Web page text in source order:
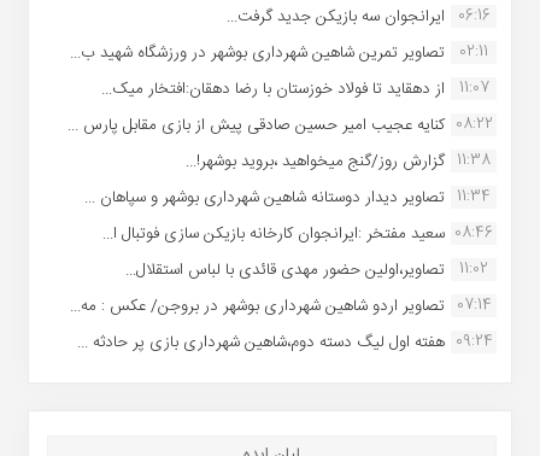
06:16 ایرانجوان سه بازیکن جدید گرفت...
02:11
تصاویر تمرین شاهین شهردارى بوشهر در ورزشگاه شهید ب...
11:07
از دهقاید تا فولاد خوزستان با رضا دهقان:افتخار میک...
08:22 کنایه عجیب امیر حسین صادقی پیش از بازی مقابل پارس ...
11:38 گزارش روز/گنج میخواهید ،بروید بوشهر!...
11:34 تصاویر دیدار دوستانه شاهین شهردارى بوشهر و سپاهان ...
08:46 سعید مفتخر :ایرانجوان کارخانه بازیکن سازی فوتبال ا...
11:02
تصاویر،اولین حضور مهدی قائدی با لباس استقلال...
07:14 تصاویر اردو شاهین شهرداری بوشهر در بروجن/ عکس : مه...
09:24 هفته اول لیگ دسته دوم،شاهین شهرداری بازی پر حادثه ...